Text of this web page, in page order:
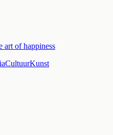
art of happiness
CultuurKunst